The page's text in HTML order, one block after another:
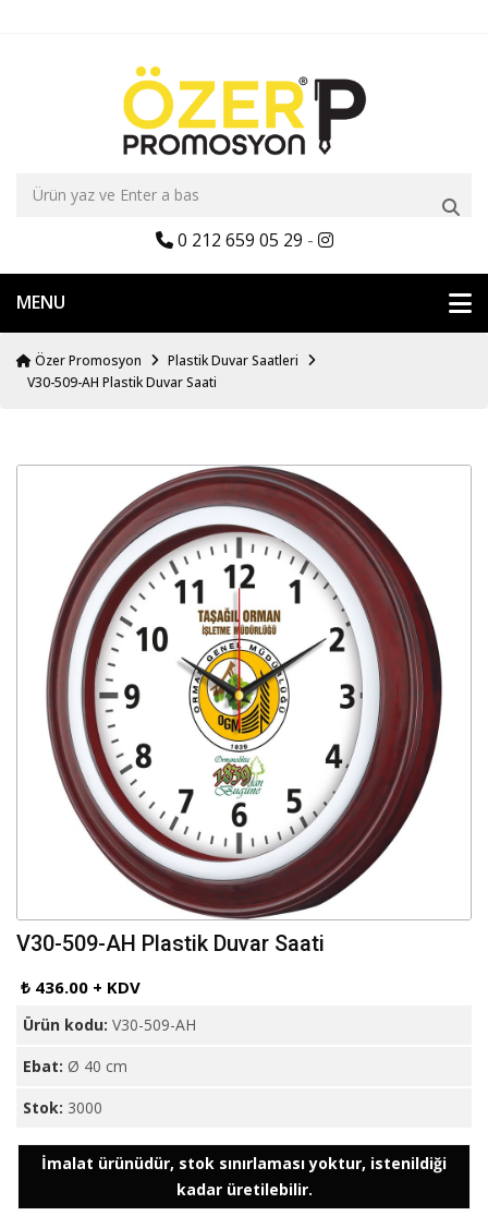
0 212 659 05 29 -
MENU
Özer Promosyon
Plastik Duvar Saatleri
V30-509-AH Plastik Duvar Saati
V30-509-AH Plastik Duvar Saati
₺ 436.00 + KDV
Ürün kodu: V30-509-AH
Ebat: Ø 40 cm
Stok: 3000
İmalat ürünüdür, stok sınırlaması yoktur, istenildiği
kadar üretilebilir.